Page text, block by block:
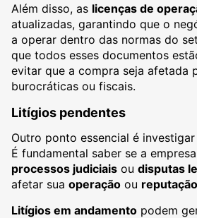
Além disso, as licenças de
atualizadas, garantindo que o
a operar dentro das normas do
que todos esses documentos
evitar que a compra seja afetada
burocráticas ou fiscais.
Litígios pendentes
Outro ponto essencial é investigar
É fundamental saber se a
processos judiciais ou disputas
afetar sua operação ou reputação
Litígios em andamento podem